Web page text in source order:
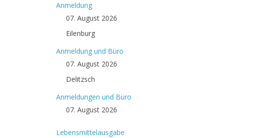
Anmeldung
07. August 2026
Eilenburg
Anmeldung und Büro
07. August 2026
Delitzsch
Anmeldungen und Büro
07. August 2026
Lebensmittelausgabe